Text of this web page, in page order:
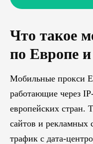
Что такое
по Европе
Мобильные прокси
работающие через
европейских стран.
сайтов и рекламных
трафик с дата-